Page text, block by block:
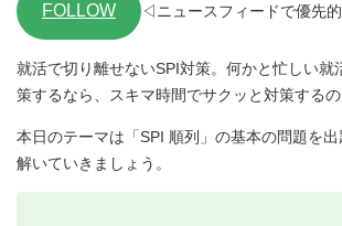
FOLLOW ◁ニュースフィードで優先
就活で切り離せないSPI対策。何かと忙しい就
策するなら、スキマ時間でサクッと対策するの
本日のテーマは「SPI 順列」の基本の問題を出
解いていきましょう。